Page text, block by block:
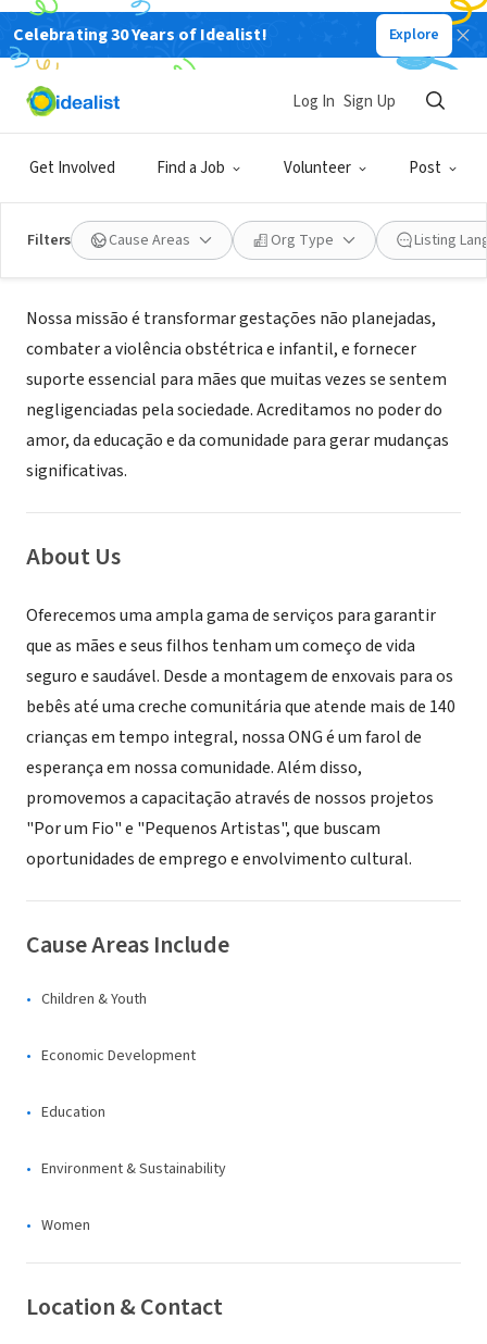
Celebrating 30 Years of Idealist! Explore
Get Involved Find a Job Volunteer Post
Log In Sign Up
Filters Cause Areas Org Type Listing
Providenciando a Favor da Vida
Mission
Nossa missão é transformar gestações não planejadas,
combater a violência obstétrica e infantil, e fornecer
suporte essencial para mães que muitas vezes se sentem
negligenciadas pela sociedade. Acreditamos no poder do
amor, da educação e da comunidade para gerar mudanças
significativas.
About Us
Oferecemos uma ampla gama de serviços para garantir
que as mães e seus filhos tenham um começo de vida
seguro e saudável. Desde a montagem de enxovais para os
bebês até uma creche comunitária que atende mais de 140
crianças em tempo integral, nossa ONG é um farol de
esperança em nossa comunidade. Além disso,
promovemos a capacitação através de nossos projetos
"Por um Fio" e "Pequenos Artistas", que buscam
oportunidades de emprego e envolvimento cultural.
Cause Areas Include
Children & Youth
Economic Development
Education
Environment & Sustainability
Women
Location & Contact